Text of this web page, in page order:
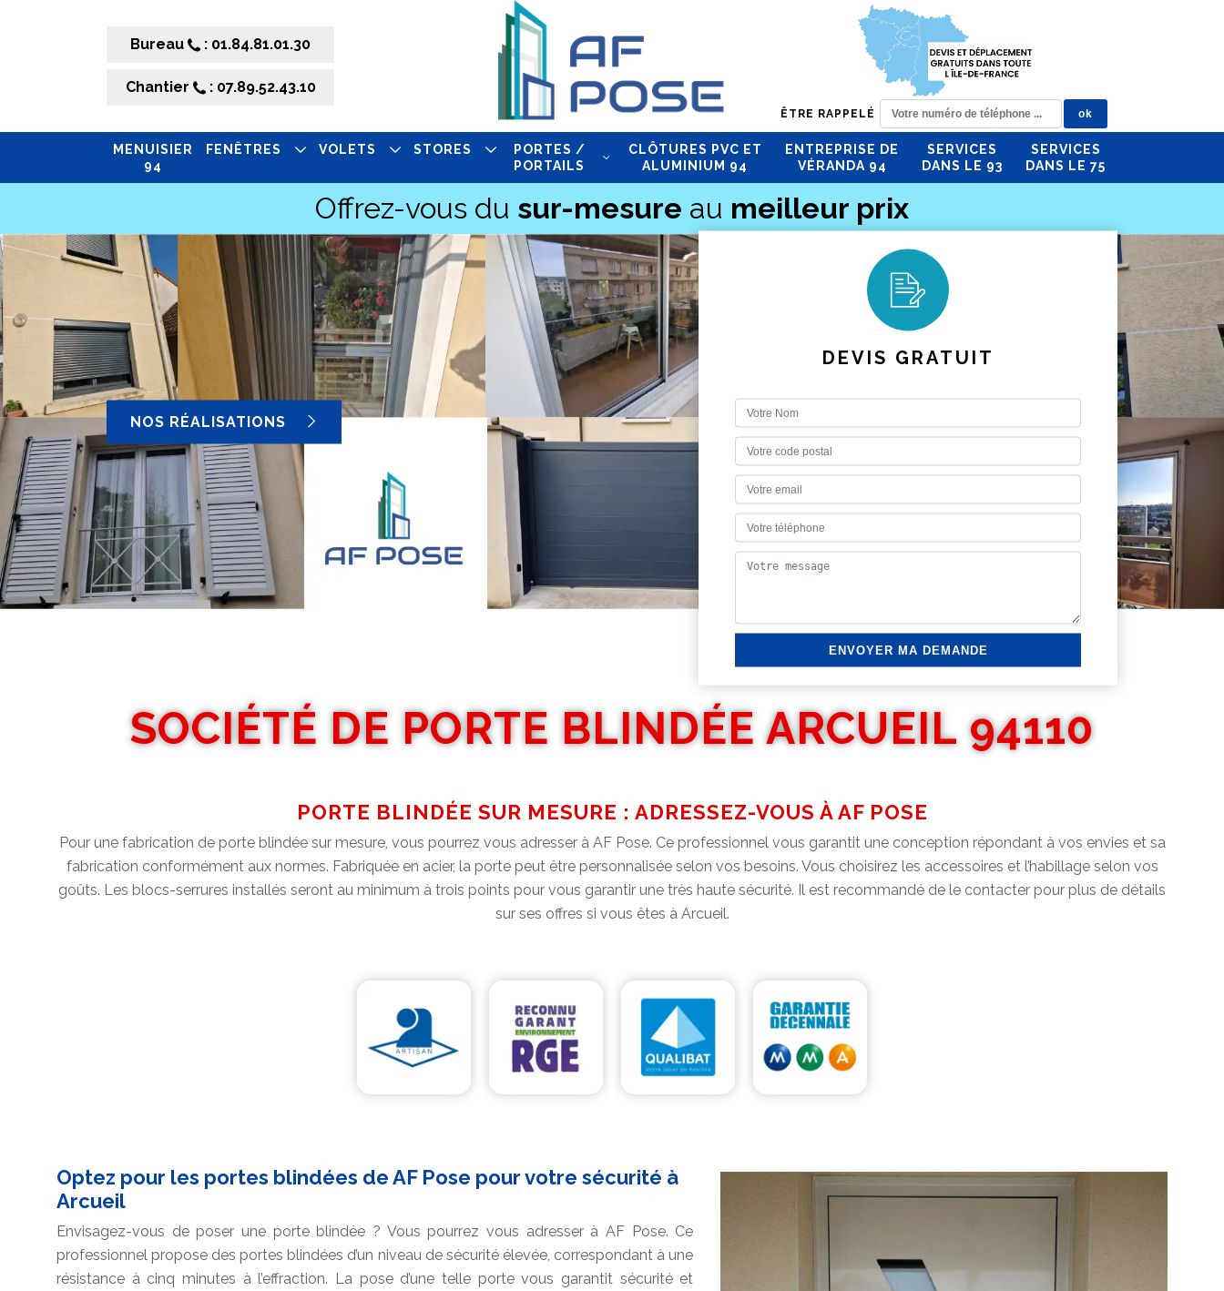
Bureau : 01.84.81.01.30
Chantier : 07.89.52.43.10
ÊTRE RAPPELÉ
MENUISIER
94
FENÊTRES VOLETS STORES
PORTES /
PORTAILS
CLÔTURES PVC ET
ALUMINIUM 94
ENTREPRISE DE
VÉRANDA 94
SERVICES
DANS LE 93
SERVICES
DANS LE 75
Offrez-vous du sur-mesure au meilleur prix
NOS RÉALISATIONS
DEVIS GRATUIT
SOCIÉTÉ DE PORTE BLINDÉE ARCUEIL 94110
PORTE BLINDÉE SUR MESURE : ADRESSEZ-VOUS À AF POSE
Pour une fabrication de porte blindée sur mesure, vous pourrez vous adresser à AF Pose. Ce professionnel vous garantit une conception répondant à vos envies et sa
fabrication conformément aux normes. Fabriquée en acier, la porte peut être personnalisée selon vos besoins. Vous choisirez les accessoires et l’habillage selon vos
goûts. Les blocs-serrures installés seront au minimum à trois points pour vous garantir une très haute sécurité. Il est recommandé de le contacter pour plus de détails
sur ses offres si vous êtes à Arcueil.
Optez pour les portes blindées de AF Pose pour votre sécurité à
Arcueil
Envisagez-vous de poser une porte blindée ? Vous pourrez vous adresser à AF Pose. Ce
professionnel propose des portes blindées d’un niveau de sécurité élevée, correspondant à une
résistance à cinq minutes à l’effraction. La pose d’une telle porte vous garantit sécurité et